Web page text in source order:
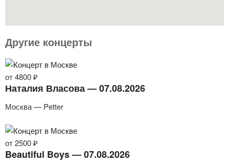
Другие концерты
от 4800 ₽
Наталия Власова — 07.08.2026
Москва — Petter
от 2500 ₽
Beautiful Boys — 07.08.2026